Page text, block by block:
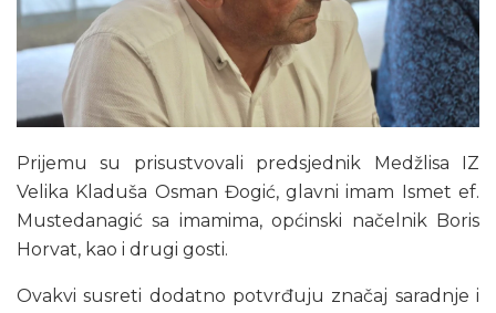
Prijemu su prisustvovali predsjednik Medžlisa IZ
Velika Kladuša Osman Đogić, glavni imam Ismet ef.
Mustedanagić sa imamima, općinski načelnik Boris
Horvat, kao i drugi gosti.
Ovakvi susreti dodatno potvrđuju značaj saradnje i